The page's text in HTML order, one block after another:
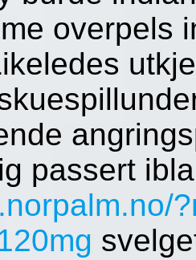
overpels
passert